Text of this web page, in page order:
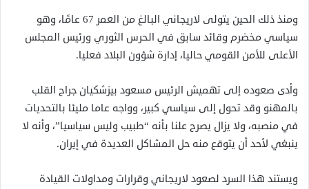
ومنذ ذلك الحين يتولى لاريجاني البالغ من العمر 67 عامًا، وهو
سياسي مخضرم وقائد سابق في الحرس الثوري ورئيس المجلس
الأعلى للأمن القومي حاليا، إدارة شؤون البلاد فعليا.
وأدى صعوده إلى تهميش الرئيس مسعود بيزشكيان جراح القلب
بالمهنو وقد تحول إلى سياسي كبير، وواجه عاما مليئا بالتحديات
في منصبه، ولا يزال يصرح علنا بأنه “طبيب وليس سياسيا”، وأنه لا
ينبغي لأحد أن يتوقع منه حل المشاكل العديدة في إيران.
ويستند هذا السرد لصعود لاريجاني وقرارات ومداولات القيادة